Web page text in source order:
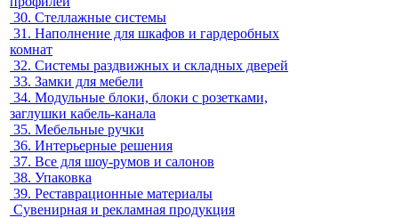
30. Стеллажные системы
31. Наполнение для шкафов и гардеробных
комнат
32. Системы раздвижных и складных дверей
33. Замки для мебели
34. Модульные блоки, блоки с розетками,
заглушки кабель-канала
35. Мебельные ручки
36. Интерьерные решения
37. Все для шоу-румов и салонов
38. Упаковка
39. Реставрационные материалы
Сувенирная и рекламная продукция